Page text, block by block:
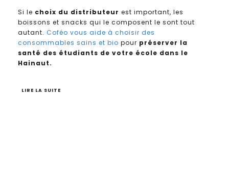
Si le choix du distributeur est important, les
boissons et snacks qui le composent le sont tout
autant. Coféo vous aide à choisir des
consommables sains et bio pour préserver la
santé des étudiants de votre école dans le
Hainaut.
LIRE LA SUITE